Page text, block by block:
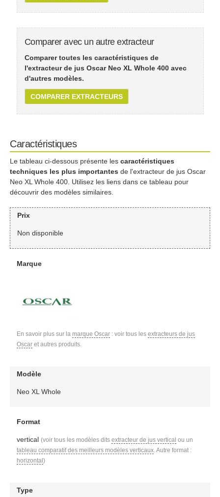
Comparer avec un autre extracteur
Comparer toutes les caractéristiques de
l'extracteur de jus Oscar Neo XL Whole 400 avec
d'autres modèles.
COMPARER EXTRACTEURS
Caractéristiques
Le tableau ci-dessous présente les caractéristiques
techniques les plus importantes de l'extracteur de jus Oscar
Neo XL Whole 400. Utilisez les liens dans ce tableau pour
découvrir des modèles similaires.
Prix
Non disponible
Marque
En savoir plus sur la marque Oscar: voir tous les extracteurs de jus
Oscaret autres produits.
Modèle
Neo XL Whole
Format
vertical (voir tous les modèles dits extracteur de jus vertical ou un
tableau comparatif des meilleurs modèles verticaux. Autre format :
horizontal )
Type